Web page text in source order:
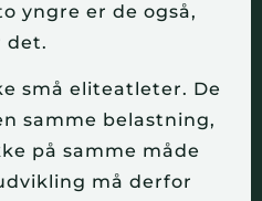
yngre er de også,
det.
små eliteatleter. De
samme belastning,
på samme måde
må derfor